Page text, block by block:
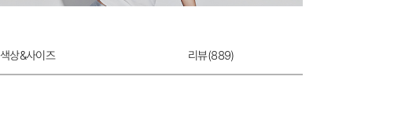
색상&사이즈 리뷰(889)